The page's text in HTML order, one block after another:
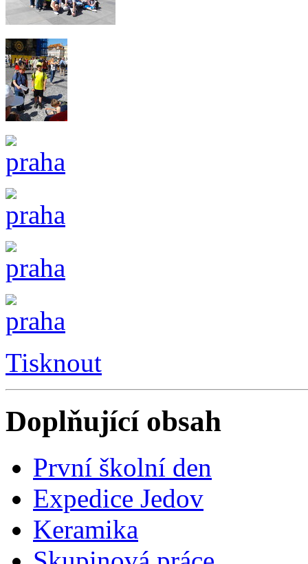
Tisknout
Doplňující obsah
První školní den
Expedice Jedov
Keramika